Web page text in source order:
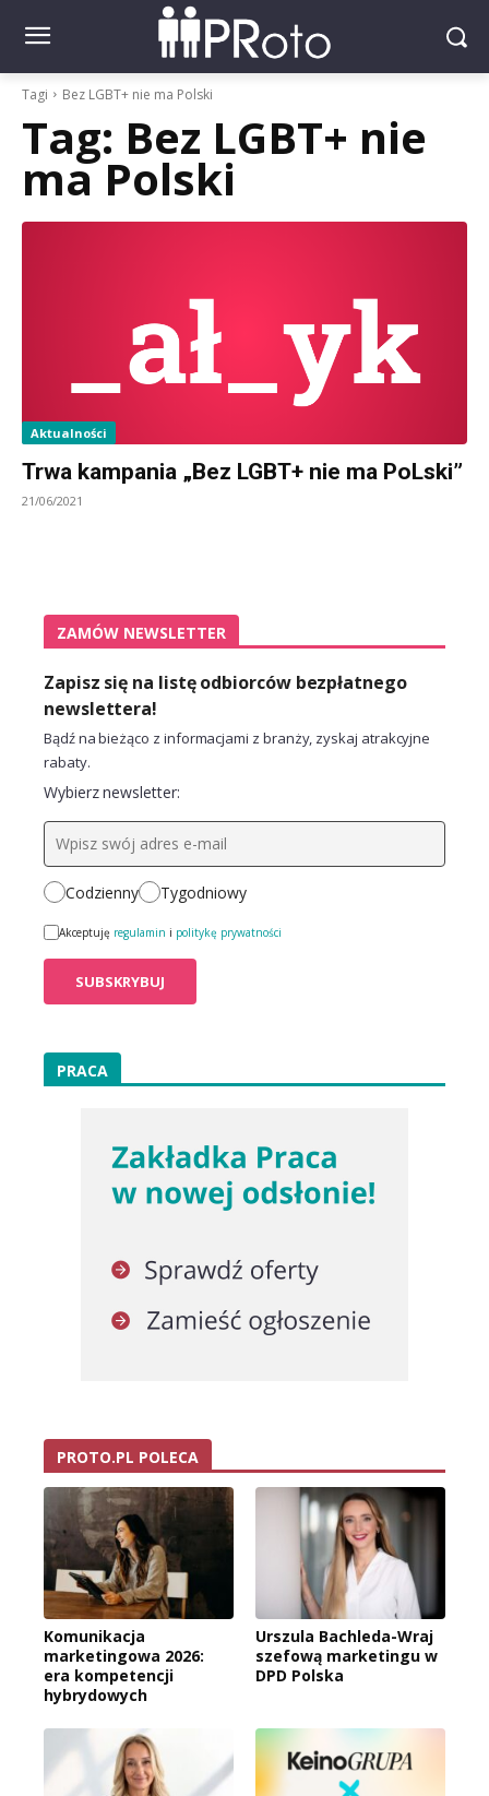
Tagi Bez LGBT+ nie ma Polski
Tag: Bez LGBT+ nie
ma Polski
Aktualności
Trwa kampania „Bez LGBT+ nie ma PoLski”
21/06/2021
ZAMÓW NEWSLETTER
Zapisz się na listę odbiorców bezpłatnego
newslettera!
Bądź na bieżąco z informacjami z branży, zyskaj atrakcyjne
rabaty.
Wybierz newsletter:
Codzienny Tygodniowy
Akceptuję regulamin i politykę prywatności
PRACA
PROTO.PL POLECA
Komunikacja
marketingowa 2026:
era kompetencji
hybrydowych
Urszula Bachleda-Wraj
szefową marketingu w
DPD Polska